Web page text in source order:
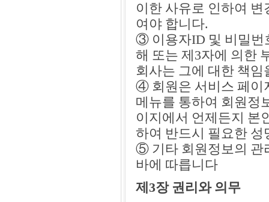
이한 사유로 인하여
여야 합니다.
③ 이용자ID 및 비밀번
해 또는 제3자에 의한
회사는 그에 대한 책
④ 회원은 서비스 페이
메뉴를 통하여 회원정
이지에서 언제든지 본
하여 반드시 필요한
⑤ 기타 회원정보의 관
바에 따릅니다
제3장 권리와 의무